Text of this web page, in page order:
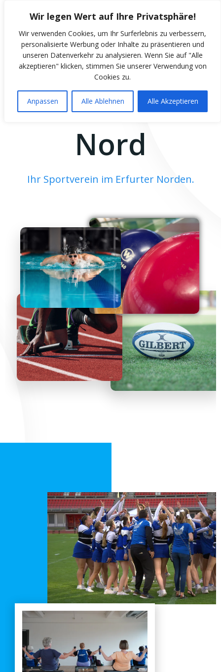
Wir legen Wert auf Ihre Privatsphäre!
Wir verwenden Cookies, um Ihr Surferlebnis zu verbessern,
personalisierte Werbung oder Inhalte zu präsentieren und
unseren Datenverkehr zu analysieren. Wenn Sie auf "Alle
akzeptieren" klicken, stimmen Sie unserer Verwendung von
Cookies zu.
Anpassen Alle Ablehnen Alle Akzeptieren
Inhalt
springen
SSV Erfurt
Nord
Ihr Sportverein im Erfurter Norden.